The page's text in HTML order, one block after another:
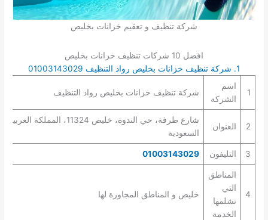
شركة تنظيف و تعقيم خزانات بخليص
افضل 10 شركات تنظيف خزانات بخليص
1. شركة تنظيف خزانات بخليص رواد التنظيف 01003143029
1
اسم
الشركة
شركة تنظيف خزانات بخليص رواد التنظيف
2 العنوان
شارع طرفة، حي الندوة، خليص 11324، المملكة العربية
السعودية
3 التليفون 01003143029
4
المناطق
التي
تشلمها
الخدمة
خليص و المناطق المجاورة لها